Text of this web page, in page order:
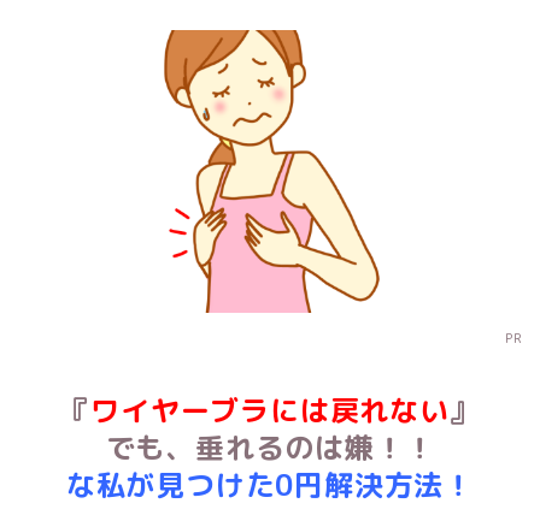
PR
『ワイヤーブラには戻れない』
でも、垂れるのは嫌！！
な私が見つけた0円解決方法！